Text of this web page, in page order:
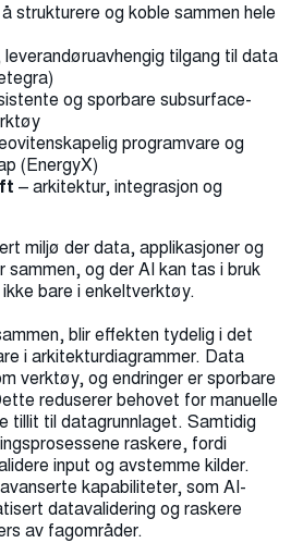
strukturere og koble sammen hele
leverandøruavhengig tilgang til data
og sporbare subsurface-
programvare og
(EnergyX)
– arkitektur, integrasjon og
miljø der data, applikasjoner og
sammen, og der AI kan tas i bruk
bare i enkeltverktøy.
blir effekten tydelig i det
i arkitekturdiagrammer. Data
verktøy, og endringer er sporbare
reduserer behovet for manuelle
tillit til datagrunnlaget. Samtidig
raskere, fordi
input og avstemme kilder.
kapabiliteter, som AI-
datavalidering og raskere
av fagområder.